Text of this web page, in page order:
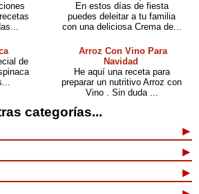
En estos días de fiesta
puedes deleitar a tu familia
con una deliciosa Crema de...
de
Arroz Con Vino Para
Navidad
He aquí una receta para
preparar un nutritivo Arroz con
Vino . Sin duda ...
categorías...